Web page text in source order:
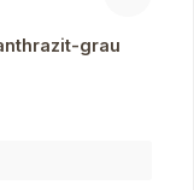
grau